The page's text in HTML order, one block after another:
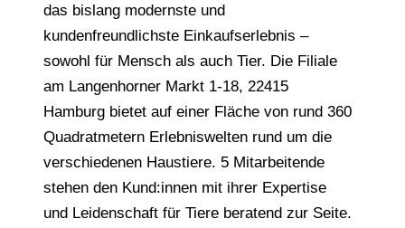
das bislang modernste und
kundenfreundlichste Einkaufserlebnis –
sowohl für Mensch als auch Tier. Die Filiale
am Langenhorner Markt 1-18, 22415
Hamburg bietet auf einer Fläche von rund 360
Quadratmetern Erlebniswelten rund um die
verschiedenen Haustiere. 5 Mitarbeitende
stehen den Kund:innen mit ihrer Expertise
und Leidenschaft für Tiere beratend zur Seite.